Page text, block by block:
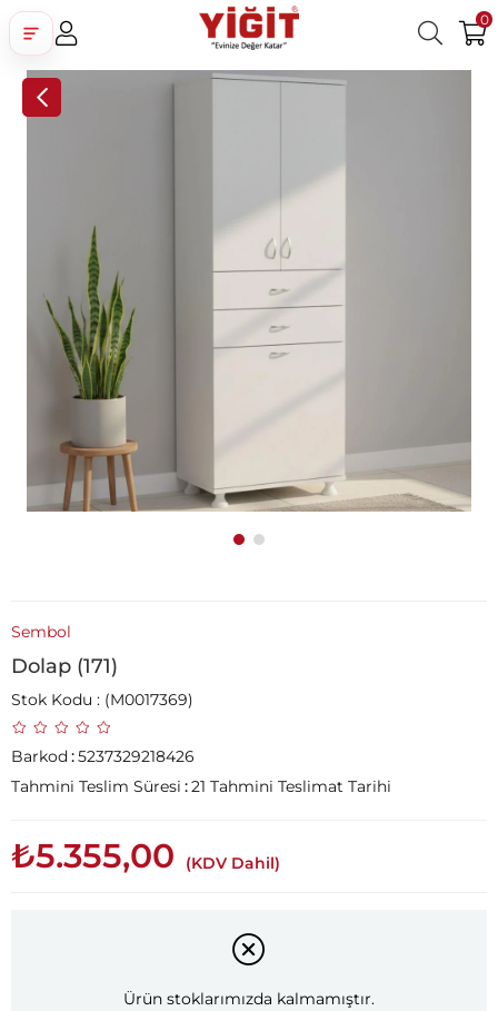
0
Sembol
Dolap (171)
Stok Kodu (M0017369)
Barkod:5237329218426
Tahmini Teslim Süresi :21 Tahmini Teslimat Tarihi
₺5.355,00 (KDV Dahil)
Ürün stoklarımızda kalmamıştır.